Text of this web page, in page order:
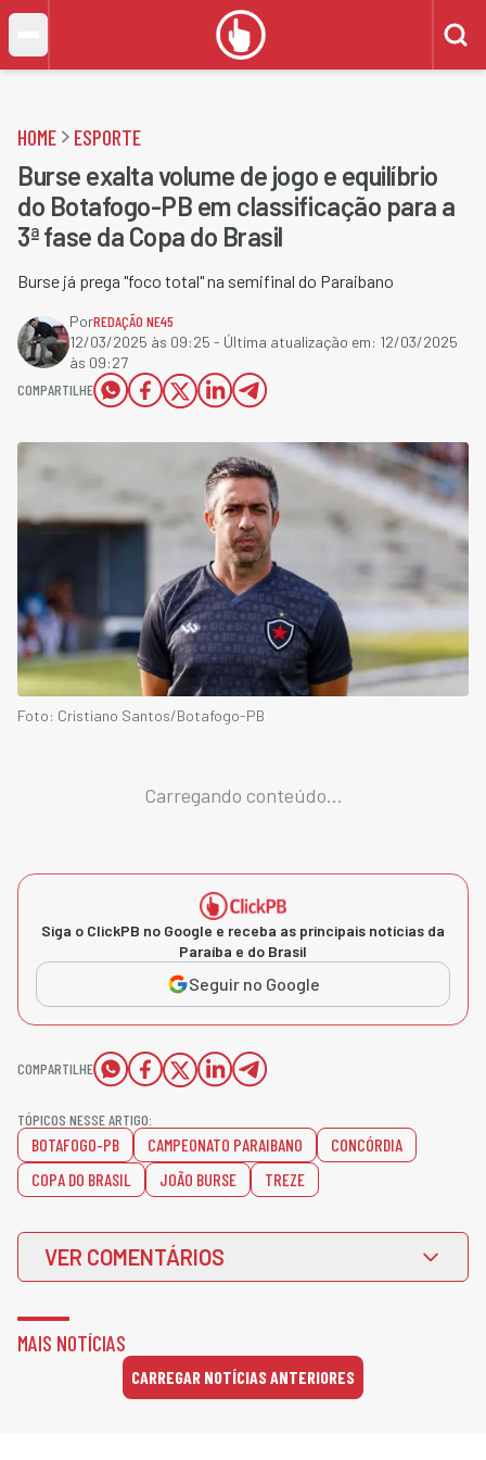
HOME ESPORTE
Burse exalta volume de jogo e equilíbrio
do Botafogo-PB em classificação para a
3ª fase da Copa do Brasil
Burse já prega "foco total" na semifinal do Paraibano
PorREDAÇÃO NE45
12/03/2025 às 09:25 - Última atualização em: 12/03/2025
às 09:27
COMPARTILHE
Foto: Cristiano Santos/Botafogo-PB
Carregando conteúdo...
Siga o ClickPB no Google e receba as principais notícias da
Paraíba e do Brasil
Seguir no Google
COMPARTILHE
TÓPICOS NESSE ARTIGO:
BOTAFOGO-PB CAMPEONATO PARAIBANO
CONCÓRDIA
COPA DO BRASIL
JOÃO BURSE TREZE
VER COMENTÁRIOS
MAIS NOTÍCIAS
CARREGAR NOTÍCIAS ANTERIORES